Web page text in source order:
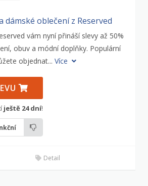
dámské oblečení z Reserved
vám nyní přináší slevy až 50%
obuv a módní doplňky. Populární
objednat... Více
ještě 24 dní!
Detail